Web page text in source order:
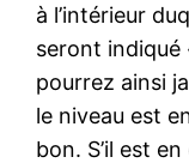
à l’intérieur
seront indiqué
pourrez ainsi
le niveau est
bon. S’il est